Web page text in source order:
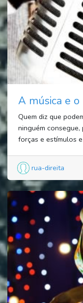
A música e o
Quem diz que
ninguém consegue,
forças e estímulos
rua-direita